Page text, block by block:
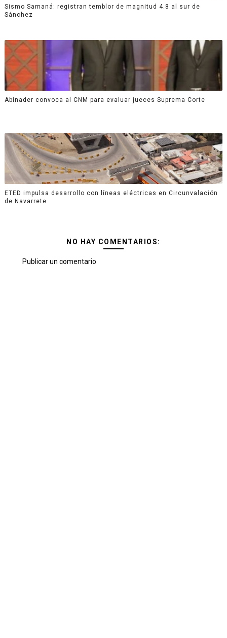
Sismo Samaná: registran temblor de magnitud 4.8 al sur de
Sánchez
Abinader convoca al CNM para evaluar jueces Suprema Corte
ETED impulsa desarrollo con líneas eléctricas en Circunvalación
de Navarrete
NO HAY COMENTARIOS:
Publicar un comentario